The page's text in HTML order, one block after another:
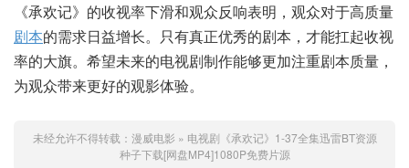
《承欢记》的收视率下滑和观众反响表明，观众对于高质量
剧本的需求日益增长。只有真正优秀的剧本，才能扛起收视
率的大旗。希望未来的电视剧制作能够更加注重剧本质量，
为观众带来更好的观影体验。
未经允许不得转载： 漫威电影 » 电视剧《承欢记》1-37全集迅雷BT资源
种子下载[网盘MP4]1080P免费片源